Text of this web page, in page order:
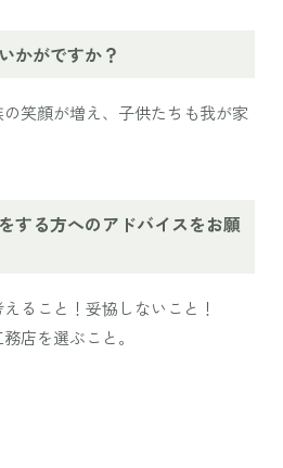
かがですか？
笑顔が増え、子供たちも我が家
する方へのアドバイスをお願
ること！妥協しないこと！
店を選ぶこと。